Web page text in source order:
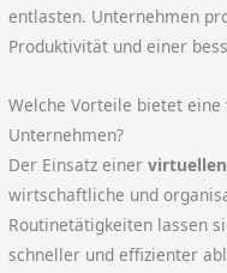
entlasten. Unternehmen
Produktivität und einer
Welche Vorteile bietet
Unternehmen?
Der Einsatz einer
wirtschaftliche und
Routinetätigkeiten lassen
schneller und effizienter